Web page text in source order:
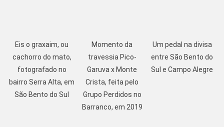
Eis o graxaim, ou
cachorro do mato,
fotografado no
bairro Serra Alta, em
São Bento do Sul
Momento da
travessia Pico-
Garuva x Monte
Crista, feita pelo
Grupo Perdidos no
Barranco, em 2019
Um pedal na divisa
entre São Bento do
Sul e Campo Alegre